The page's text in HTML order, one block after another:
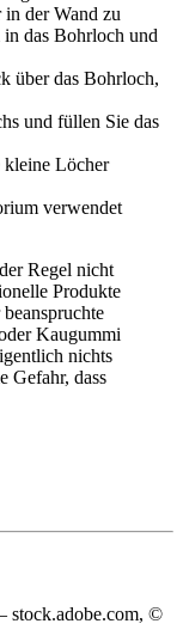
der Wand zu
das Bohrloch und
über das Bohrloch,
und füllen Sie das
kleine Löcher
verwendet
Regel nicht
Produkte
Kaugummi
nichts
Gefahr, dass
stock.adobe.com, ©